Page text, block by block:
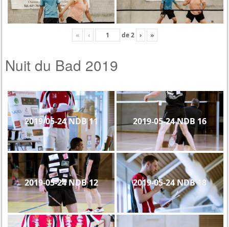
« ‹ de2 › »
Nuit du Bad 2019
2019-05-24 NDB 11 2019-05-24 NDB 16
2019-05-24 NDB 12 2019-05-24 NDB 18